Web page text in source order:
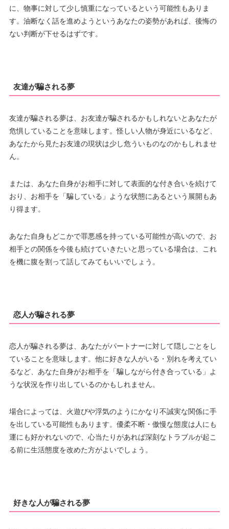
に、物事に対して少し慎重になっているという可能性もありま
す。油断なく話を進めようというあなたの姿勢があれば、後悔の
ない判断が下せるはずです。
友達が騙される夢
友達が騙される夢は、お友達が騙されるかもしれないとあなたが
危惧していることを意味します。怪しい人物が身近にいるなど、
あなたから見たお友達の現状は少し危ういものなのかもしれませ
ん。
または、あなた自身がお相手に対して表面的な付き合いを続けて
おり、お相手を「騙している」ような状態にあるという展開もあ
り得ます。
あなた自身もどこかで罪悪感を持っている可能性が高いので、お
相手との関係を今後も続けていきたいと思っている場合は、これ
を機に腹を割って話してみてもいいでしょう。
恋人が騙される夢
恋人が騙される夢は、あなたがパートナーに対して隠しごとをし
ていることを意味します。他に好きな人がいる・別れを考えてい
るなど、あなた自身がお相手を「騙しながら付き合っている」よ
うな状況を作り出しているのかもしれません。
場合によっては、火遊びや浮気のようにかなり不誠実な関係に手
を出している可能性もあります。優柔不断・傲慢な態度は人にも
運にも好かれないので、心当たりがあれば深刻なトラブルが起こ
る前に生活態度を改めた方がよいでしょう。
好きな人が騙される夢